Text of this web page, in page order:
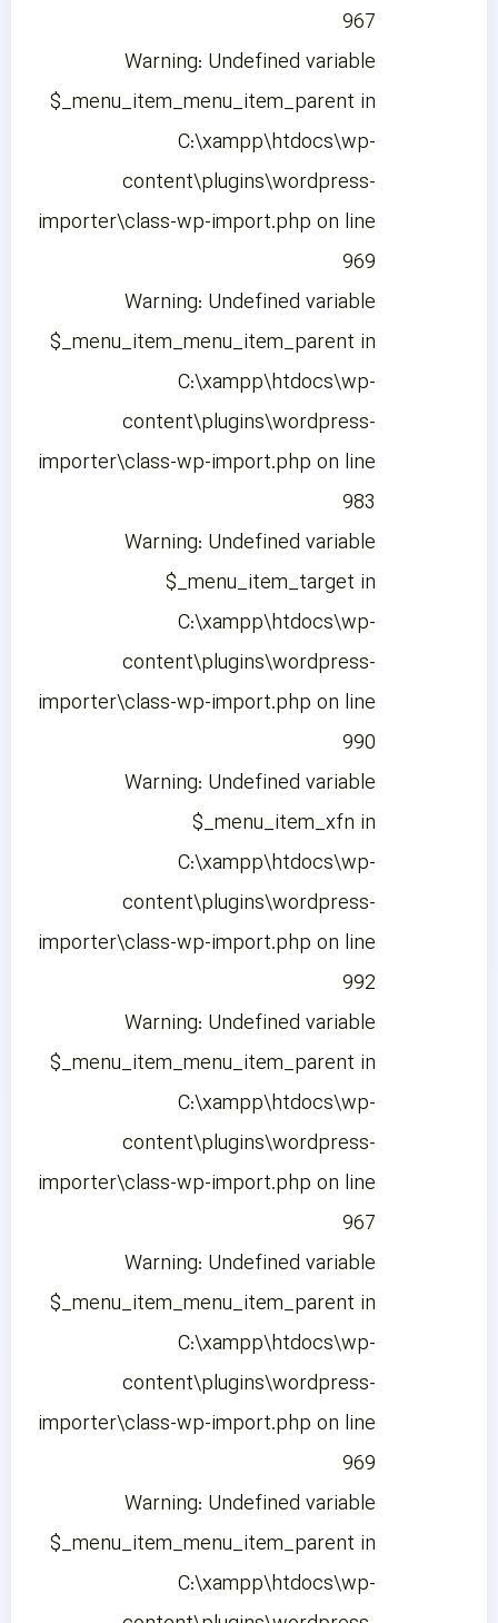
967
Warning: Undefined variable
$_menu_item_menu_item_parent in
C:\xampp\htdocs\wp-
content\plugins\wordpress-
importer\class-wp-import.php on line
969
Warning: Undefined variable
$_menu_item_menu_item_parent in
C:\xampp\htdocs\wp-
content\plugins\wordpress-
importer\class-wp-import.php on line
983
Warning: Undefined variable
$_menu_item_target in
C:\xampp\htdocs\wp-
content\plugins\wordpress-
importer\class-wp-import.php on line
990
Warning: Undefined variable
$_menu_item_xfn in
C:\xampp\htdocs\wp-
content\plugins\wordpress-
importer\class-wp-import.php on line
992
Warning: Undefined variable
$_menu_item_menu_item_parent in
C:\xampp\htdocs\wp-
content\plugins\wordpress-
importer\class-wp-import.php on line
967
Warning: Undefined variable
$_menu_item_menu_item_parent in
C:\xampp\htdocs\wp-
content\plugins\wordpress-
importer\class-wp-import.php on line
969
Warning: Undefined variable
$_menu_item_menu_item_parent in
C:\xampp\htdocs\wp-